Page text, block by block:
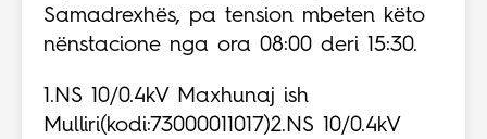
Samadrexhës, pa tension mbeten këto
nënstacione nga ora 08:00 deri 15:30.
1.NS 10/0.4kV Maxhunaj ish
Mulliri(kodi:73000011017)2.NS 10/0.4kV